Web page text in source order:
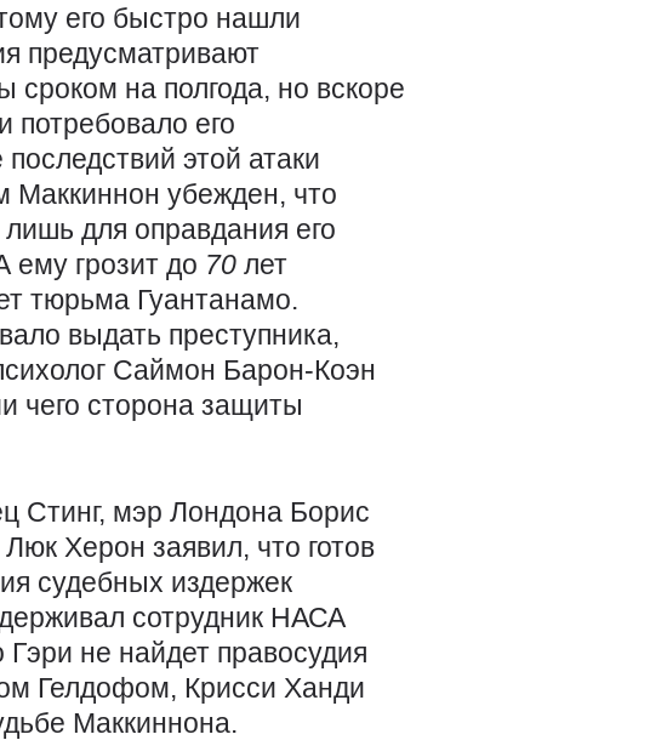
его быстро нашли
предусматривают
на полгода, но вскоре
потребовало его
этой атаки
Маккиннон убежден, что
для оправдания его
ему грозит до 70 лет
тюрьма Гуантанамо.
выдать преступника,
Саймон Барон-Коэн
чего сторона защиты
Стинг, мэр Лондона Борис
Херон заявил, что готов
судебных издержек
сотрудник НАСА
не найдет правосудия
Гелдофом, Крисси Ханди
Маккиннона.